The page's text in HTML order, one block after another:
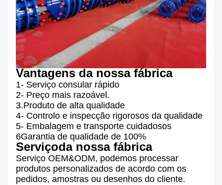
Vantagens da nossa fábrica
1- Serviço consular rápido
2- Preço mais razoável.
3.Produto de alta qualidade
4- Controlo e inspecção rigorosos da qualidade
5- Embalagem e transporte cuidadosos
6Garantia de qualidade de 100%
Serviçoda nossa fábrica
Serviço OEM&ODM, podemos processar
produtos personalizados de acordo com os
pedidos, amostras ou desenhos do cliente.